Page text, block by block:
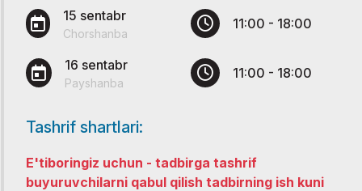
15 sentabr
Chorshanba
11:00 - 18:00
16 sentabr
Payshanba
11:00 - 18:00
Tashrif shartlari:
E'tiboringiz uchun - tadbirga tashrif
buyuruvchilarni qabul qilish tadbirning ish kuni